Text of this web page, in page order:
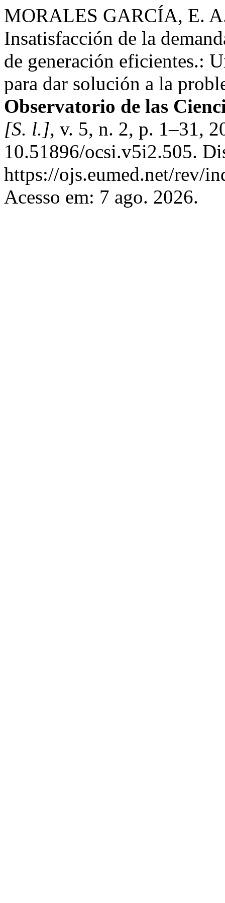
MORALES GARCÍA, E.
Insatisfacción de la
de generación eficientes.:
para dar solución a la
Observatorio de las
[S. l.], v. 5, n. 2, p. 1–31,
10.51896/ocsi.v5i2.505.
https://ojs.eumed.net/rev/
Acesso em: 7 ago. 2026.